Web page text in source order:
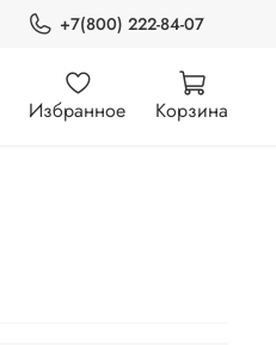
+7(800) 222-84-07
Избранное Корзина